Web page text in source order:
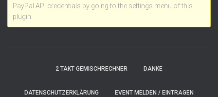
PayPal API credentials by going to the settings menu of this
plugin.
2 TAKT GEMISCHRECHNER DANKE
DATENSCHUTZERKLÄRUNG EVENT MELDEN / EINTRAGEN